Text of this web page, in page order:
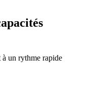
un rythme rapide